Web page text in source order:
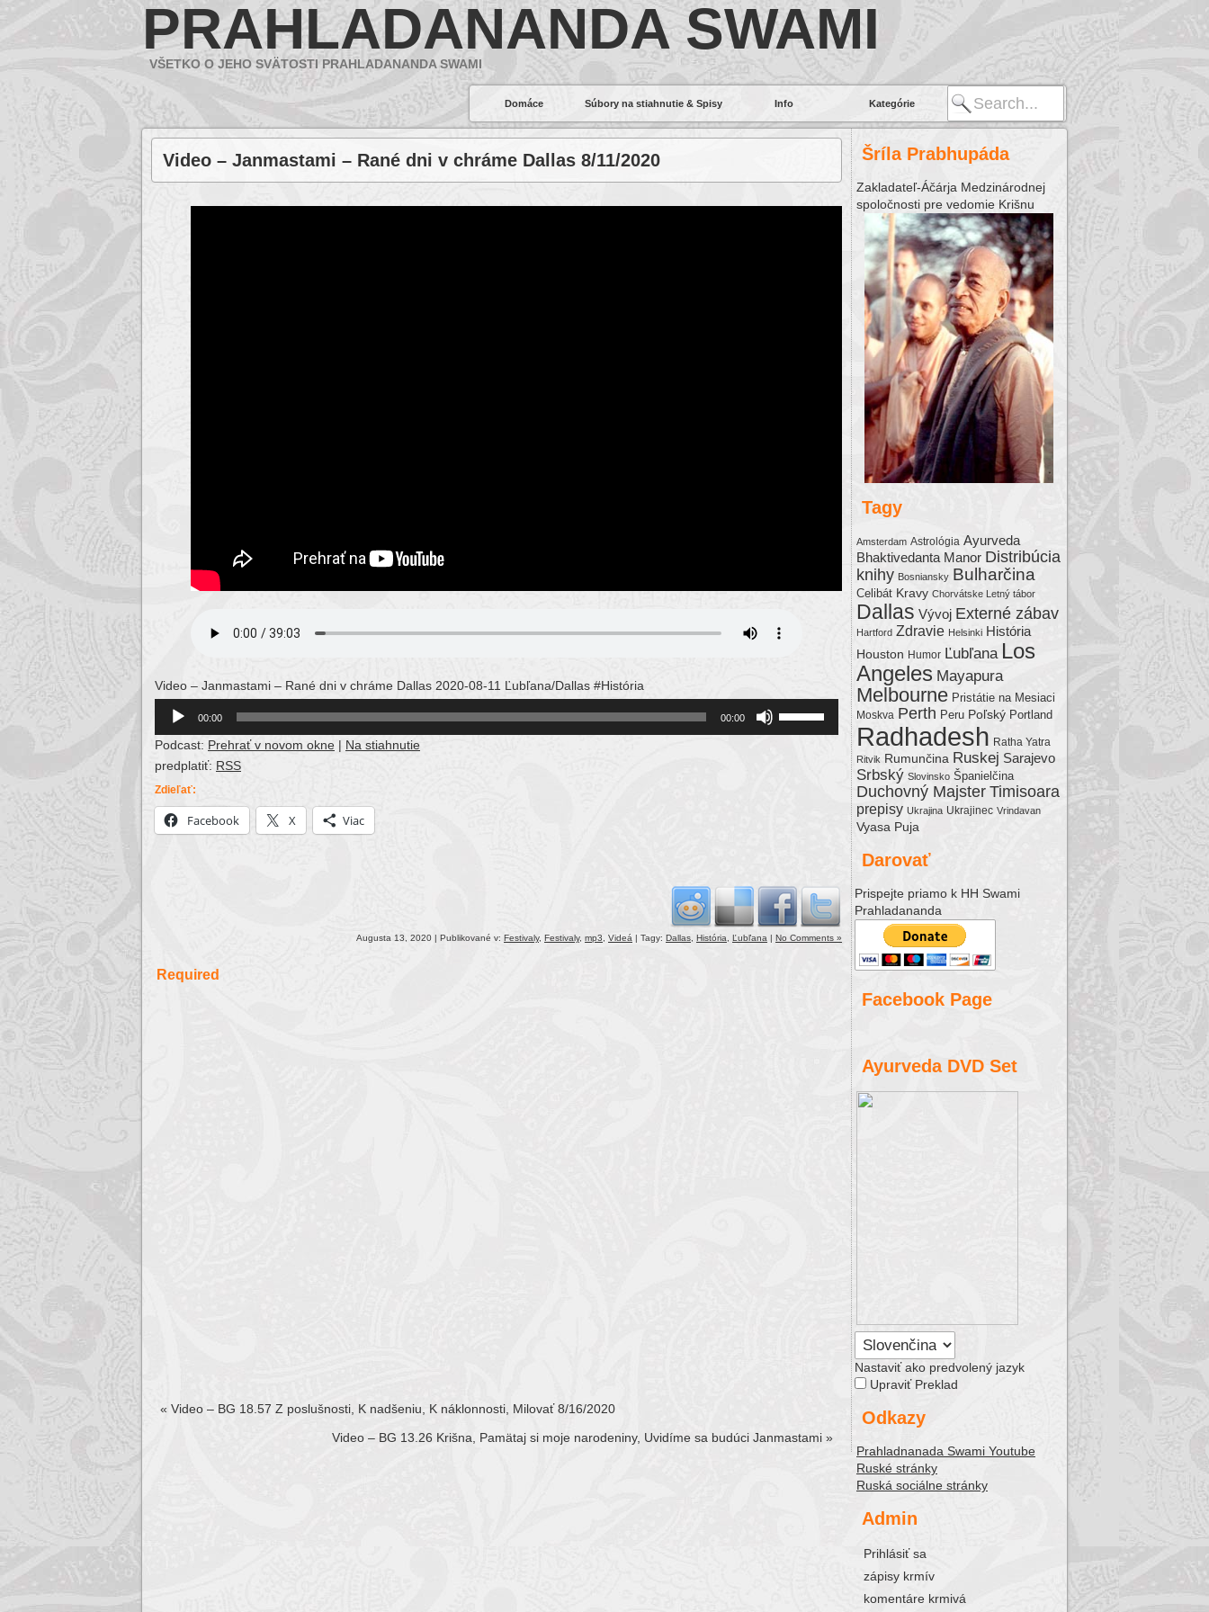
Domáce Súbory na stiahnutie & Spisy Info Kategórie
PRAHLADANANDA SWAMI
VŠETKO O JEHO SVÄTOSTI PRAHLADANANDA SWAMI
Video – Janmastami – Rané dni v chráme Dallas 8/11/2020
Video – Janmastami – Rané dni v chráme Dallas 2020-08-11 Ľubľana/Dallas #História
Audio
Player
00:00 00:00
Podcast: Prehrať v novom okne | Na stiahnutie
predplatiť: RSS
Zdieľať:
Facebook X Viac
Augusta 13, 2020 | Publikované v: Festivaly, Festivaly, mp3 Videá | Tagy: Dallas História Ľubľana | No Comments »
Required
« Video – BG 18.57 Z poslušnosti, K nadšeniu, K náklonnosti, Milovať 8/16/2020
Video – BG 13.26 Krišna, Pamätaj si moje narodeniny, Uvidíme sa budúci Janmastami »
Šríla Prabhupáda
Zakladateľ-Áčárja Medzinárodnej
spoločnosti pre vedomie Krišnu
Tagy
Amsterdam Astrológia Ayurveda
Bhaktivedanta Manor Distribúcia
knihy Bosniansky Bulharčina
Celibát Kravy Chorvátske Letný tábor
Dallas Vývoj Externé zábav
Hartford Zdravie Helsinki História
Houston Humor Ľubľana Los
Angeles Mayapura
Melbourne Pristátie na Mesiaci
Moskva Perth Peru Poľský Portland
Radhadesh Ratha Yatra
Ritvik Rumunčina Ruskej Sarajevo
Srbský Slovinsko Španielčina
Duchovný Majster Timisoara
prepisy Ukrajina Ukrajinec Vrindavan
Vyasa Puja
Darovať
Prispejte priamo k HH Swami
Prahladananda
Facebook Page
Ayurveda DVD Set
Nastaviť ako predvolený jazyk
Upraviť Preklad
Odkazy
Prahladnanada Swami Youtube
Ruské stránky
Ruská sociálne stránky
Admin
Prihlásiť sa
zápisy krmív
komentáre krmivá